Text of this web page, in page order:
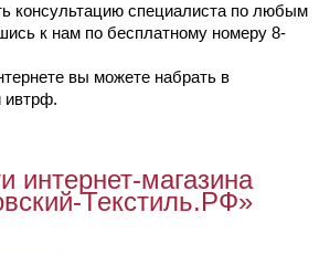
консультацию специалиста по любым
к нам по бесплатному номеру 8-
вы можете набрать в
ивтрф.
интернет-магазина
Текстиль.РФ»